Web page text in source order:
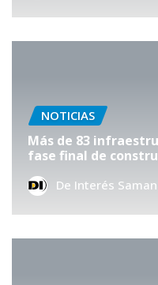
NOTICIAS
Más de 83
fase final de
De Interés